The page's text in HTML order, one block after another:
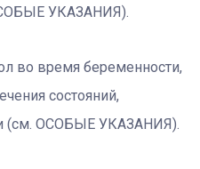
УКАЗАНИЯ).
во время беременности,
состояний,
(см. ОСОБЫЕ УКАЗАНИЯ).